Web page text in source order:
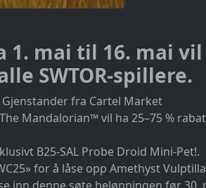
1. mai til 16. mai
SWTOR-spillere.
fra Cartel Market
Mandalorian™ vil ha 25–75 %
B25-SAL Probe Droid Mini-Pet!.
for å låse opp Amethyst